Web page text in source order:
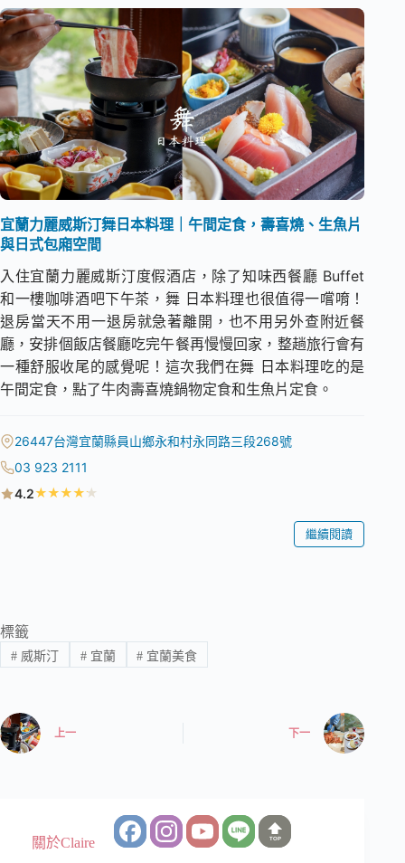
宜蘭力麗威斯汀舞日本料理｜午間定食，壽喜燒、生魚片
與日式包廂空間
入住宜蘭力麗威斯汀度假酒店，除了知味西餐廳 Buffet
和一樓咖啡酒吧下午茶，舞 日本料理也很值得一嚐唷！
退房當天不用一退房就急著離開，也不用另外查附近餐
廳，安排個飯店餐廳吃完午餐再慢慢回家，整趟旅行會有
一種舒服收尾的感覺呢！這次我們在舞 日本料理吃的是
午間定食，點了牛肉壽喜燒鍋物定食和生魚片定食。
26447台灣宜蘭縣員山鄉永和村永同路三段268號
03 923 2111
4.2★★★★★
繼續閱讀
標籤
#威斯汀 #宜蘭 # 宜蘭美食
上一 下一
關於Claire TOP